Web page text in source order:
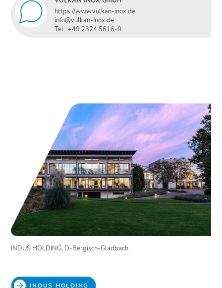
https://www.vulkan-inox.de
info@vulkan-inox.de
Tel.: +49 2324 5616-0
INDUS HOLDING, D-Bergisch-Gladbach
INDUS HOLDING